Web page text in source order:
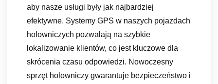
aby nasze usługi były jak najbardziej
efektywne. Systemy GPS w naszych pojazdach
holowniczych pozwalają na szybkie
lokalizowanie klientów, co jest kluczowe dla
skrócenia czasu odpowiedzi. Nowoczesny
sprzęt holowniczy gwarantuje bezpieczeństwo i